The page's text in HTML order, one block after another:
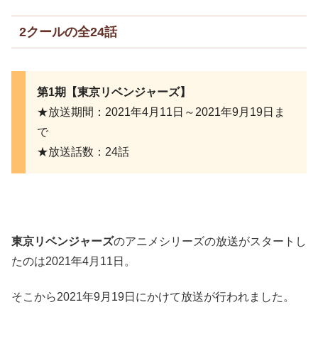
2クールの全24話
第1期【東京リベンジャーズ】
★放送期間：2021年4月11日～2021年9月19日ま
で
★放送話数：24話
東京リベンジャーズのアニメシリーズの放送がスタートし
たのは2021年4月11日。
そこから2021年9月19日にかけて放送が行われました。